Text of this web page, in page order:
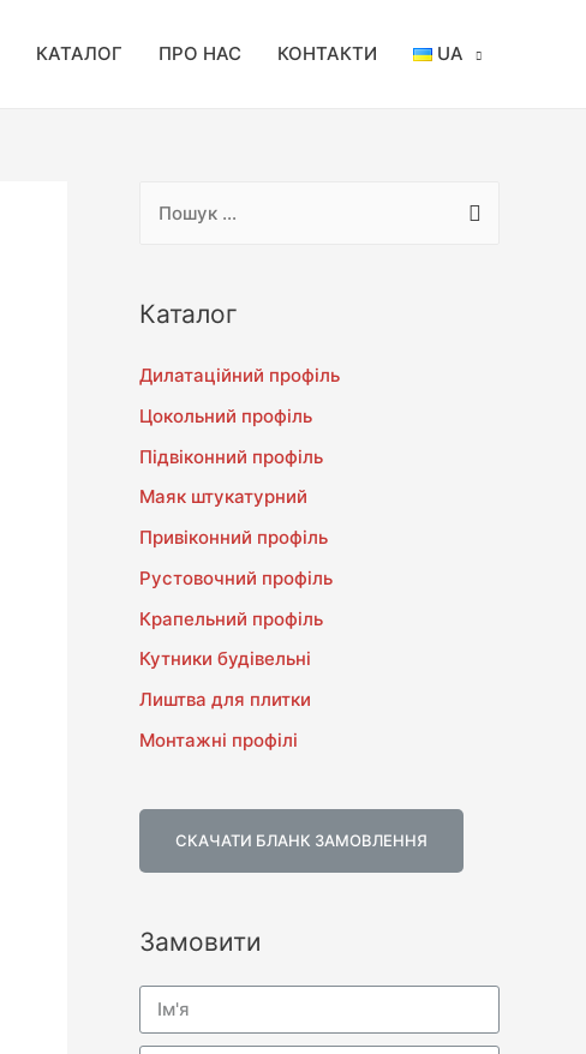
КАТАЛОГ ПРО НАС КОНТАКТИ UA
Каталог
Дилатаційний профіль
Цокольний профіль
Підвіконний профіль
Маяк штукатурний
Привіконний профіль
Рустовочний профіль
Крапельний профіль
Кутники будівельні
Лиштва для плитки
Монтажні профілі
СКАЧАТИ БЛАНК ЗАМОВЛЕННЯ
Замовити